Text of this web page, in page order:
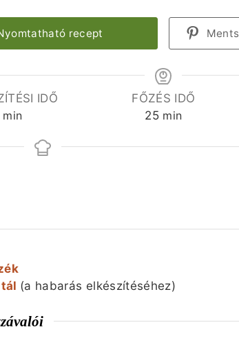
recept
IDŐ
min
FŐZÉS IDŐ
25perc
min
(a habarás elkészítéséhez)